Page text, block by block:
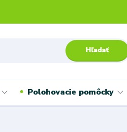
Hľadať
Polohovacie pomôcky